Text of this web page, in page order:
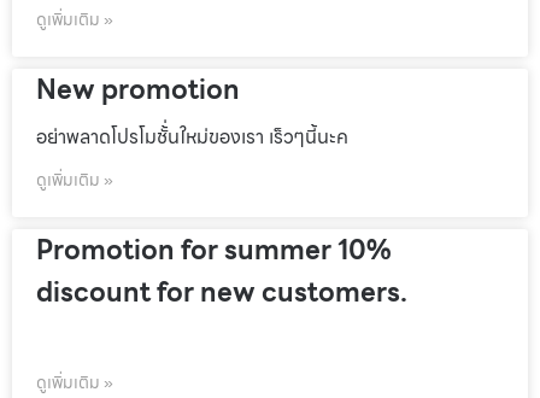
ดูเพิ่มเติม »
New promotion
อย่าพลาดโปรโมชั้่นใหม่ของเรา เร็วๆนี้นะค
ดูเพิ่มเติม »
Promotion for summer 10%
discount for new customers.
ดูเพิ่มเติม »